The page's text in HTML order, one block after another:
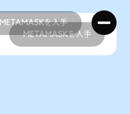
METAMASKを入手
METAMASKを入手
METAMASKを入手